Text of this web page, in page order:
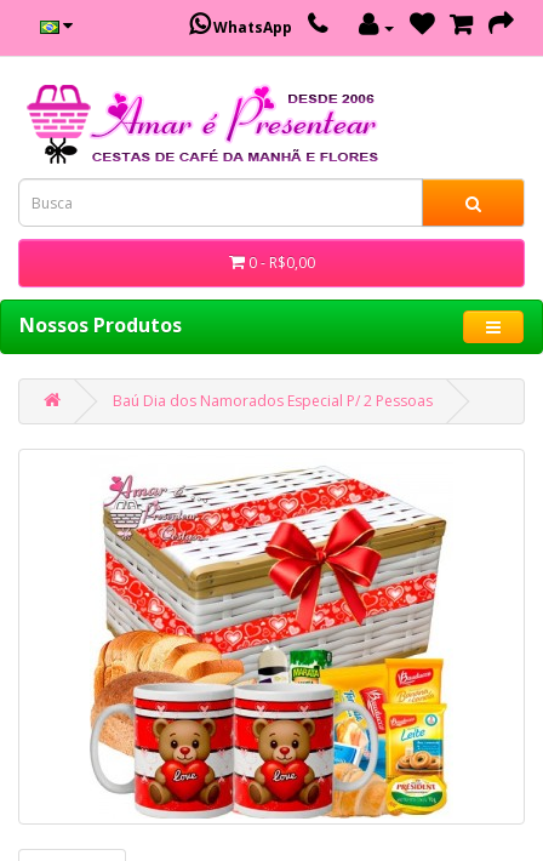
WhatsApp
0 - R$0,00
Nossos Produtos
Baú Dia dos Namorados Especial P/ 2 Pessoas